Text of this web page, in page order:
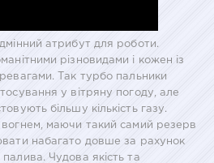
атрибут для роботи.
різновидами і кожен із
Так турбо пальники
у вітряну погоду, але
більшу кількість газу.
маючи такий самий резерв
набагато довше за рахунок
Чудова якість та